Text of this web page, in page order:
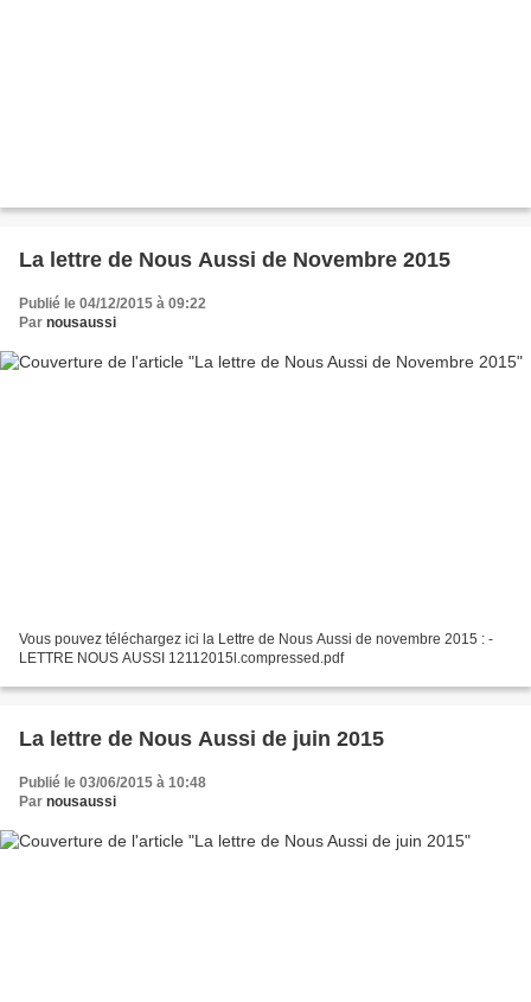
La lettre de Nous Aussi de Novembre 2015
Publié le 04/12/2015 à 09:22
Par nousaussi
Vous pouvez téléchargez ici la Lettre de Nous Aussi de novembre 2015 : -
LETTRE NOUS AUSSI 12112015l.compressed.pdf
La lettre de Nous Aussi de juin 2015
Publié le 03/06/2015 à 10:48
Par nousaussi